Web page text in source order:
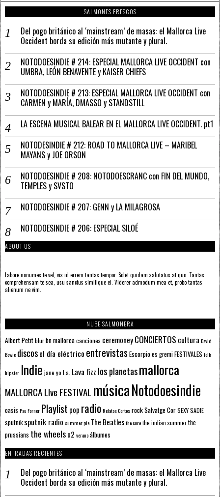
SALMONES FRESCOS
Del pogo británico al ‘mainstream’ de masas: el Mallorca Live
Occident borda su edición más mutante y plural.
NOTODOESINDIE # 214: ESPECIAL MALLORCA LIVE OCCIDENT con
UMBRA, LEÓN BENAVENTE y KAISER CHIEFS
NOTODOESINDIE # 213: ESPECIAL MALLORCA LIVE OCCIDENT con
CARMEN y MARÍA, DMASSO y STANDSTILL
LA ESCENA MUSICAL BALEAR EN EL MALLORCA LIVE OCCIDENT. pt1
NOTODESINDIE # 212: ROAD TO MALLORCA LIVE – MARIBEL
MAYANS y JOE ORSON
NOTODOESINDIE # 208: NOTODOESCRANC con FIN DEL MUNDO,
TEMPLES y SVSTO
NOTODOESINDIE # 207: GENN y LA MILAGROSA
NOTODOESINDIE # 206: ESPECIAL SILOÉ
ABOUT US
Labore nonumes te vel, vis id errem tantas tempor. Solet quidam salutatus at quo. Tantas
comprehensam te sea, usu sanctus similique ei. Viderer admodum mea et, probo tantas
alienum ne vim.
NUBE SALMONERA
Albert Petitblurbn mallorcacanciones ceremoneyCONCIERTOS cultura David
Bowie discosel día eléctrico entrevistas Escorpioes gremiFESTIVALES folk
hipster Indie jane yo l.a. Lava fizz los planetasmallorca
MALLORCA LIve FESTIVAL músicaNotodoesindie
oasis Pau Forner Playlist pop radioRelatos CortosrockSalvatge CorSEXY SADIE
sputnik sputnik radio summer pie The Beatlesthe curethe indian summerthe
prussians the wheelsu2 veranoálbumes
ENTRADAS RECIENTES
Del pogo británico al ‘mainstream’ de masas: el Mallorca Live
Occident borda su edición más mutante y plural.